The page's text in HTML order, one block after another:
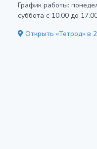
График работы:
суббота с 10.00 до
Открыть «Тетрод» в